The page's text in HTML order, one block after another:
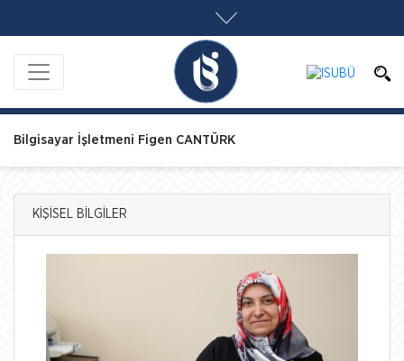
Bilgisayar İşletmeni Figen CANTÜRK
KİŞİSEL BİLGİLER